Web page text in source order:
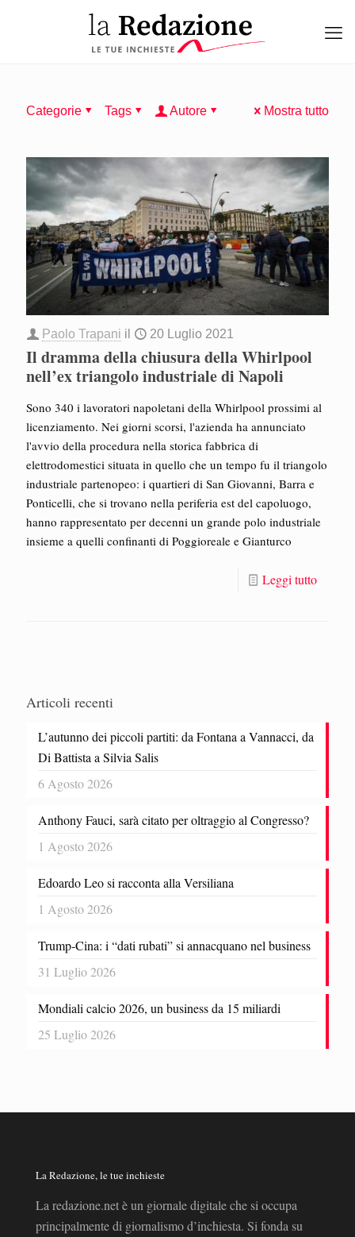
Categorie Tags Autore Mostra tutto
Paolo Trapani il 20 Luglio 2021
Il dramma della chiusura della Whirlpool
nell’ex triangolo industriale di Napoli
Sono 340 i lavoratori napoletani della Whirlpool prossimi al
licenziamento. Nei giorni scorsi, l'azienda ha annunciato
l'avvio della procedura nella storica fabbrica di
elettrodomestici situata in quello che un tempo fu il triangolo
industriale partenopeo: i quartieri di San Giovanni, Barra e
Ponticelli, che si trovano nella periferia est del capoluogo,
hanno rappresentato per decenni un grande polo industriale
insieme a quelli confinanti di Poggioreale e Gianturco
Leggi tutto
Articoli recenti
L’autunno dei piccoli partiti: da Fontana a Vannacci, da
Di Battista a Silvia Salis
6 Agosto 2026
Anthony Fauci, sarà citato per oltraggio al Congresso?
1 Agosto 2026
Edoardo Leo si racconta alla Versiliana
1 Agosto 2026
Trump-Cina: i “dati rubati” si annacquano nel business
31 Luglio 2026
Mondiali calcio 2026, un business da 15 miliardi
25 Luglio 2026
La Redazione, le tue inchieste
La redazione.net è un giornale digitale che si occupa
principalmente di giornalismo d’inchiesta. Si fonda su